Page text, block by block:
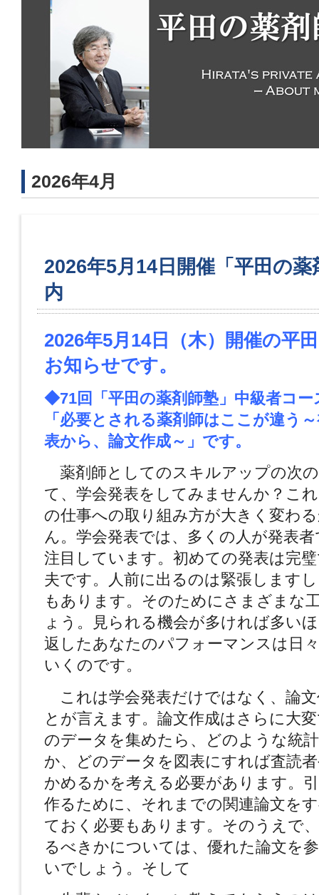
2026年4月
2026年5月14日開催「平田の薬
内
2026年5月14日 （木）
開催の平
お知らせです。
◆71回「平田の薬剤師塾」中級者コー
「必要とされる薬剤師はここが違う
表から、論文作成～」です。
薬剤師としてのスキルアップの次
て、学会発表をしてみませんか？こ
の仕事への取り組み方が大きく変わ
ん。学会発表では、多くの人が発表
注目しています。初めての発表は完
夫です。人前に出るのは緊張します
もあります。そのためにさまざまな
ょう。見られる機会が多ければ多い
返したあなたのパフォーマンスは日
いくのです。
これは学会発表だけではなく、論
とが言えます。論文作成はさらに大
のデータを集めたら、どのような統
か、どのデータを図表にすれば査読
かめるかを考える必要があります。
作るために、それまでの関連論文を
ておく必要もあります。そのうえで
るべきかについては、優れた論文を
いでしょう。そして